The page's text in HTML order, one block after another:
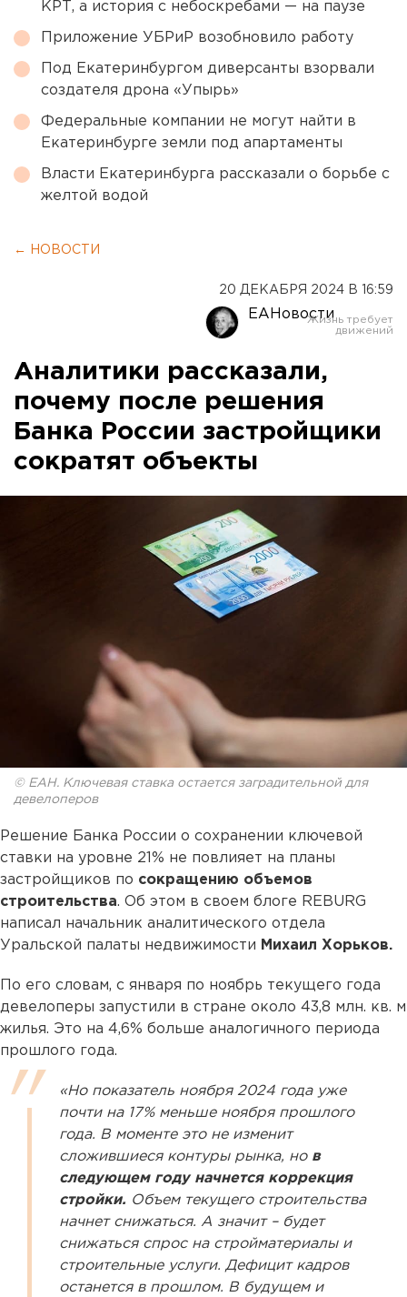
КРТ, а история с небоскребами — на паузе
Приложение УБРиР возобновило работу
Под Екатеринбургом диверсанты взорвали
создателя дрона «Упырь»
Федеральные компании не могут найти в
Екатеринбурге земли под апартаменты
Власти Екатеринбурга рассказали о борьбе с
желтой водой
← НОВОСТИ
20 ДЕКАБРЯ 2024 В 16:59
ЕАНовости
Аналитики рассказали,
почему после решения
Банка России застройщики
сократят объекты
© ЕАН. Ключевая ставка остается заградительной для
девелоперов
Решение Банка России о сохранении ключевой
ставки на уровне 21% не повлияет на планы
застройщиков по сокращению объемов
строительства. Об этом в своем блоге REBURG
написал начальник аналитического отдела
Уральской палаты недвижимости Михаил Хорьков.
По его словам, с января по ноябрь текущего года
девелоперы запустили в стране около 43,8 млн. кв. м
жилья. Это на 4,6% больше аналогичного периода
прошлого года.
«Но показатель ноября 2024 года уже
почти на 17% меньше ноября прошлого
года. В моменте это не изменит
сложившиеся контуры рынка, но в
следующем году начнется коррекция
стройки. Объем текущего строительства
начнет снижаться. А значит – будет
снижаться спрос на стройматериалы и
строительные услуги. Дефицит кадров
останется в прошлом. В будущем и